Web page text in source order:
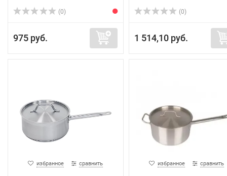
(0)
975 руб.
(0)
1 514,10 руб.
избранное сравнить избранное сравнить